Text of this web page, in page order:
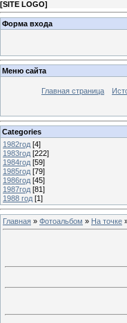
[SITE LOGO]
Форма входа
Меню сайта
Главная страница
Categories
1982год [4]
1983год [222]
1984год [59]
1985год [79]
1986год [45]
1987год [81]
1988 год [1]
Главная » Фотоальбом » На точке